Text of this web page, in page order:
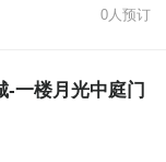
0人预订
-一楼月光中庭门